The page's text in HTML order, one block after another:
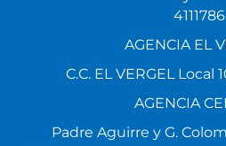
4111786
AGENCIA EL
C.C. EL VERGEL Local
AGENCIA
Padre Aguirre y G.